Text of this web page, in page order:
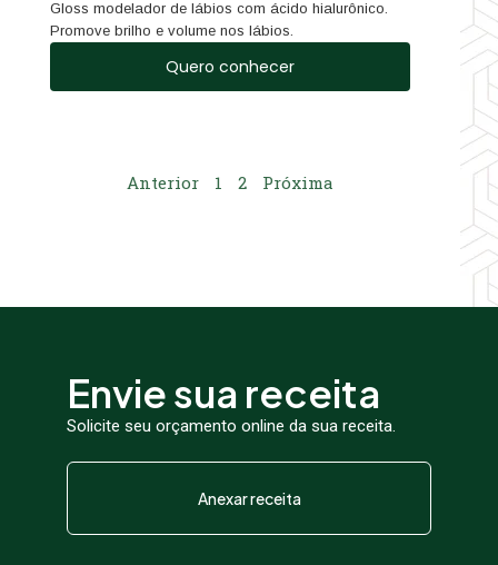
Gloss modelador de lábios com ácido hialurônico.
Promove brilho e volume nos lábios.
Quero conhecer
Anterior 1 2 Próxima
Envie sua receita
Solicite seu orçamento online da sua receita.
Anexar receita